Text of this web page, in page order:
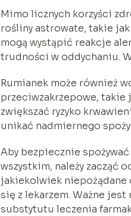
Mimo licznych korzyści
rośliny astrowate, takie
mogą wystąpić reakcje
trudności w oddychaniu.
Rumianek może również
przeciwzakrzepowe, takie
zwiększać ryzyko
unikać nadmiernego
Aby bezpiecznie
wszystkim, należy zacząć
jakiekolwiek niepożądane
się z lekarzem. Ważne
substytutu leczenia